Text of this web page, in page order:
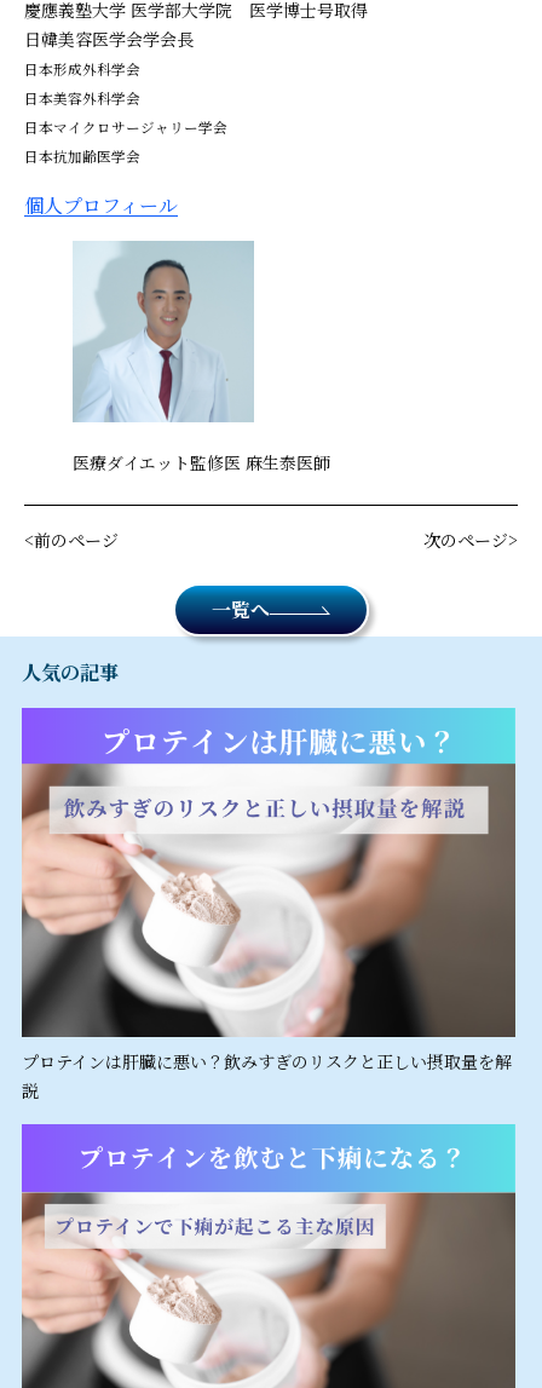
慶應義塾大学 医学部大学院 医学博士号取得
日韓美容医学会学会長
日本形成外科学会
日本美容外科学会
日本マイクロサージャリー学会
日本抗加齢医学会
個人プロフィール
医療ダイエット監修医 麻生泰医師
前のページ 次のページ
一覧へ
人気の記事
プロテインは肝臓に悪い？飲みすぎのリスクと正しい摂取量を解
説